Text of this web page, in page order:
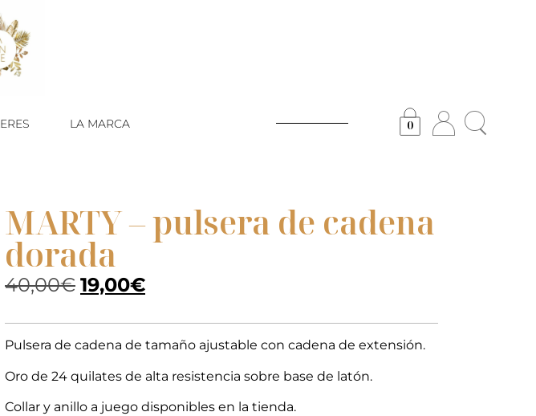
LA MARCA 0
MARTY – pulsera de cadena
dorada
40,00€ 19,00€
Pulsera de cadena de tamaño ajustable con cadena de extensión.
Oro de 24 quilates de alta resistencia sobre base de latón.
Collar y anillo a juego disponibles en la tienda.